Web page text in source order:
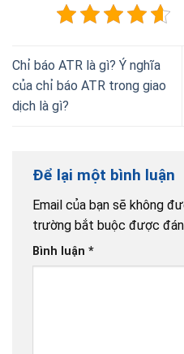
Chỉ báo ATR là gì? Ý nghĩa
của chỉ báo ATR trong giao
dịch là gì?
Để lại một bình luận
Email của bạn sẽ không
trường bắt buộc được
Bình luận *